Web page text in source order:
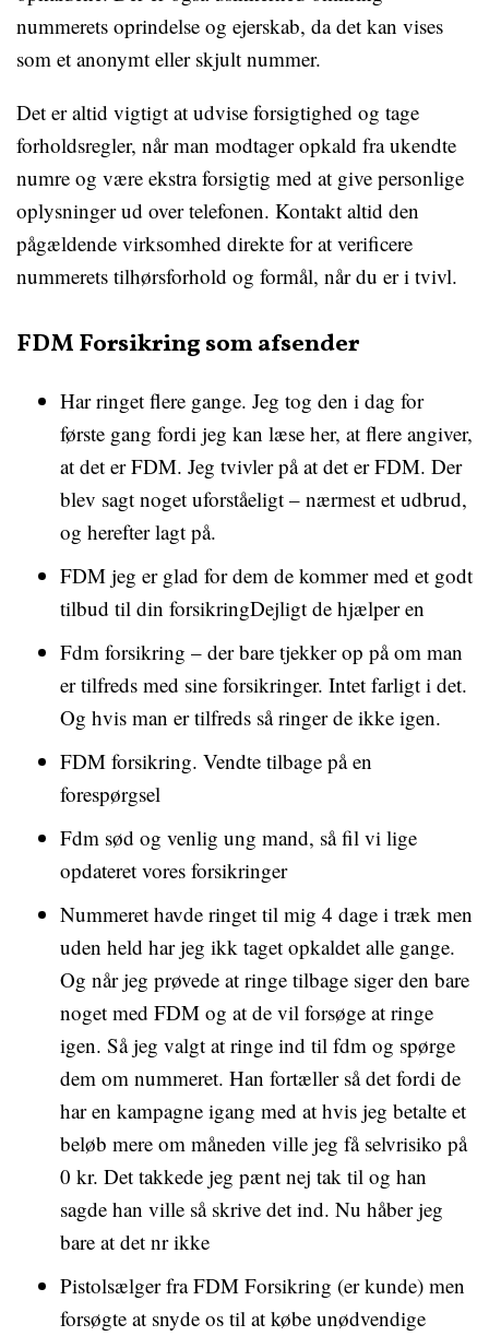
nummerets oprindelse og ejerskab, da det kan vises
som et anonymt eller skjult nummer.
Det er altid vigtigt at udvise forsigtighed og tage
forholdsregler, når man modtager opkald fra ukendte
numre og være ekstra forsigtig med at give personlige
oplysninger ud over telefonen. Kontakt altid den
pågældende virksomhed direkte for at verificere
nummerets tilhørsforhold og formål, når du er i tvivl.
FDM Forsikring som afsender
Har ringet flere gange. Jeg tog den i dag for
første gang fordi jeg kan læse her, at flere angiver,
at det er FDM. Jeg tvivler på at det er FDM. Der
blev sagt noget uforståeligt – nærmest et udbrud,
og herefter lagt på.
FDM jeg er glad for dem de kommer med et godt
tilbud til din forsikringDejligt de hjælper en
Fdm forsikring – der bare tjekker op på om man
er tilfreds med sine forsikringer. Intet farligt i det.
Og hvis man er tilfreds så ringer de ikke igen.
FDM forsikring. Vendte tilbage på en
forespørgsel
Fdm sød og venlig ung mand, så fil vi lige
opdateret vores forsikringer
Nummeret havde ringet til mig 4 dage i træk men
uden held har jeg ikk taget opkaldet alle gange.
Og når jeg prøvede at ringe tilbage siger den bare
noget med FDM og at de vil forsøge at ringe
igen. Så jeg valgt at ringe ind til fdm og spørge
dem om nummeret. Han fortæller så det fordi de
har en kampagne igang med at hvis jeg betalte et
beløb mere om måneden ville jeg få selvrisiko på
0 kr. Det takkede jeg pænt nej tak til og han
sagde han ville så skrive det ind. Nu håber jeg
bare at det nr ikke
Pistolsælger fra FDM Forsikring (er kunde) men
forsøgte at snyde os til at købe unødvendige